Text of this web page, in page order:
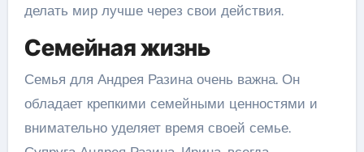
делать мир лучше через свои действия.
Семейная жизнь
Семья для Андрея Разина очень важна. Он
обладает крепкими семейными ценностями и
внимательно уделяет время своей семье.